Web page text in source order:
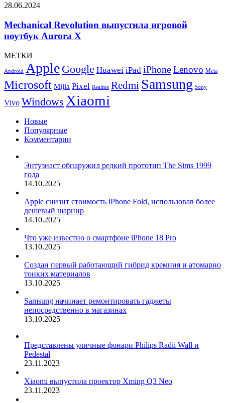
Galaxy
5G
Mechanical
выпустила
игровой
ноутбук
X
28.06.2024
Mechanical Revolution выпустила игровой
ноутбук Aurora X
МЕТКИ
Android Apple Google Huawei iPad iPhoneLenovo Meta
Microsoft Mijia Pixel Realme Redmi Samsung Sony
Vivo Windows Xiaomi
Новые
Популярные
Комментарии
Энтузиаст обнаружил редкий прототип The Sims 1999
года
14.10.2025
Apple снизит стоимость iPhone Fold, использовав более
дешевый шарнир
14.10.2025
Что уже известно о смартфоне iPhone 18 Pro
13.10.2025
Создан первый работающий гибрид кремния и атомарно
тонких материалов
13.10.2025
Samsung начинает ремонтировать гаджеты
непосредственно в магазинах
13.10.2025
Представлены уличные фонари Philips Radii Wall и
Pedestal
23.11.2023
Xiaomi выпустила проектор Xming Q3 Neo
23.11.2023